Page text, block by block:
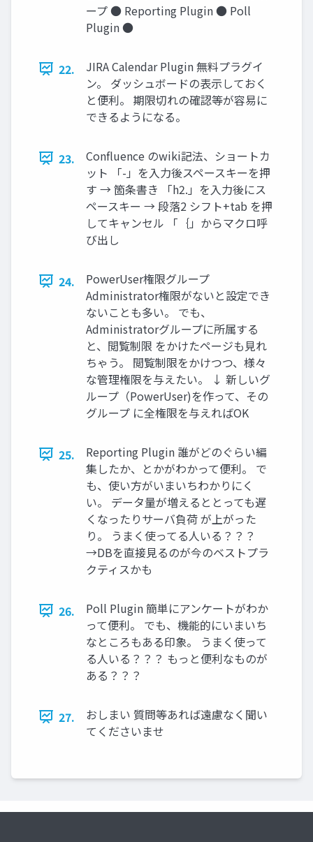
ープ ● Reporting Plugin ● Poll
Plugin ●
22.
JIRA Calendar Plugin 無料プラグイ
ン。 ダッシュボードの表示しておく
と便利。 期限切れの確認等が容易に
できるようになる。
23.
Confluence のwiki記法、ショートカ
ット 「-」を入力後スペースキーを押
す → 箇条書き 「h2.」を入力後にス
ペースキー → 段落2 シフト+tab を押
してキャンセル 「｛」からマクロ呼
び出し
24.
PowerUser権限グループ
Administrator権限がないと設定でき
ないことも多い。 でも、
Administratorグループに所属する
と、閲覧制限 をかけたページも見れ
ちゃう。 閲覧制限をかけつつ、様々
な管理権限を与えたい。 ↓ 新しいグ
ループ（PowerUser)を作って、その
グループ に全権限を与えればOK
25.
Reporting Plugin 誰がどのぐらい編
集したか、とかがわかって便利。 で
も、使い方がいまいちわかりにく
い。 データ量が増えるととっても遅
くなったりサーバ負荷 が上がった
り。 うまく使ってる人いる？？？
→DBを直接見るのが今のベストプラ
クティスかも
26.
Poll Plugin 簡単にアンケートがわか
って便利。 でも、機能的にいまいち
なところもある印象。 うまく使って
る人いる？？？ もっと便利なものが
ある？？？
27.
おしまい 質問等あれば遠慮なく聞い
てくださいませ